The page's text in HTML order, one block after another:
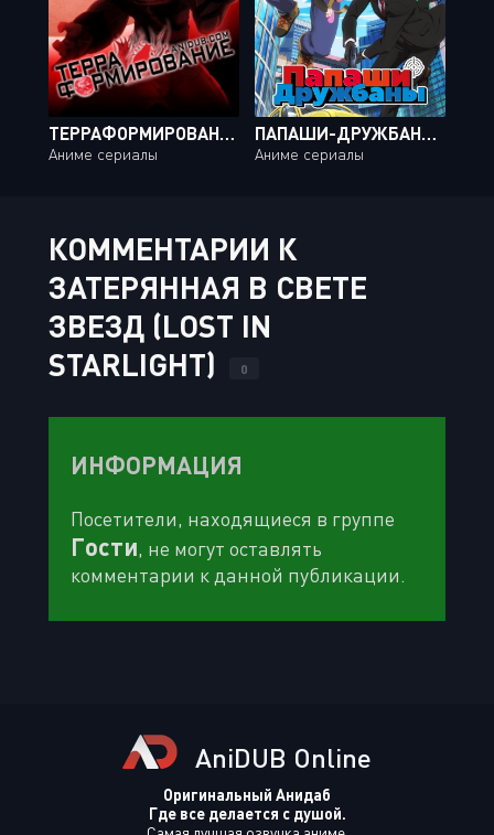
ТЕРРАФОРМИРОВАНИЕ ТВ-1 / TERRA FORMARS TV-1 [13 ИЗ 13]
Аниме сериалы
ПАПАШИ-ДРУЖБАНЫ / BUDDY DADDIES [12 ИЗ 12]
Аниме сериалы
КОММЕНТАРИИ К
ЗАТЕРЯННАЯ В СВЕТЕ
ЗВЕЗД (LOST IN
STARLIGHT)
0
ИНФОРМАЦИЯ
Посетители, находящиеся в группе
Гости, не могут оставлять
комментарии к данной публикации.
AniDUB Online
Оригинальный Анидаб
Где все делается с душой.